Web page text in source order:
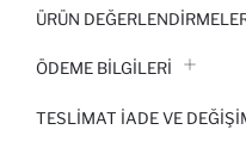
ÜRÜN
ÖDEME BİLGİLERİ
TESLIMAT İADE VE